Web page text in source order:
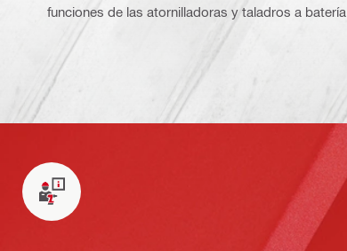
funciones de las atornilladoras y taladros a batería